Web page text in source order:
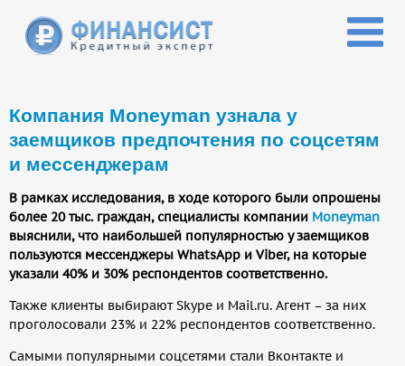
Компания Moneyman узнала у
заемщиков предпочтения по соцсетям
и мессенджерам
В рамках исследования, в ходе которого были опрошены
более 20 тыс. граждан, специалисты компании Moneyman
выяснили, что наибольшей популярностью у заемщиков
пользуются мессенджеры WhatsApp и Viber, на которые
указали 40% и 30% респондентов соответственно.
Также клиенты выбирают Skype и Mail.ru. Агент – за них
проголосовали 23% и 22% респондентов соответственно.
Самыми популярными соцсетями стали Вконтакте и